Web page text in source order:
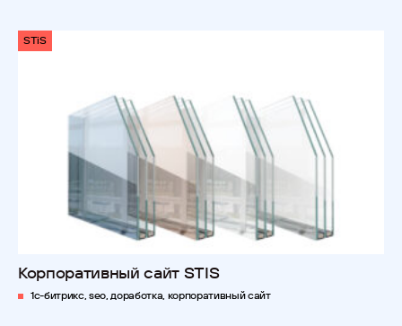
STiS
Корпоративный сайт STIS
1с-битрикс, seo, доработка, корпоративный сайт